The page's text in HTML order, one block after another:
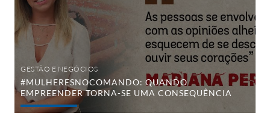
uma
consequência
GESTÃO E NEGÓCIOS
#MULHERESNOCOMANDO: QUANDO
EMPREENDER TORNA-SE UMA CONSEQUÊNCIA